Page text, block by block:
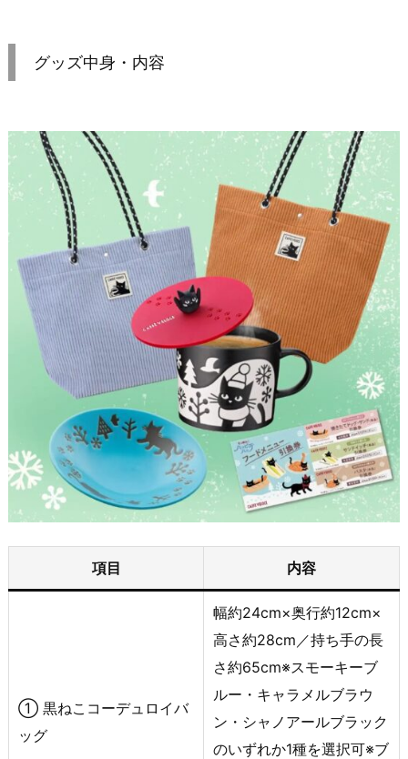
グッズ中身・内容
項目 内容
① 黒ねこコーデュロイバ
ッグ
幅約24cm×奥行約12cm×
高さ約28cm／持ち手の長
さ約65cm※スモーキーブ
ルー・キャラメルブラウ
ン・シャノアールブラック
のいずれか1種を選択可※ブ